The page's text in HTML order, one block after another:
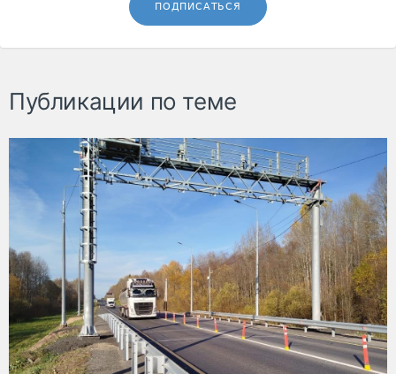
ПОДПИСАТЬСЯ
Публикации по теме